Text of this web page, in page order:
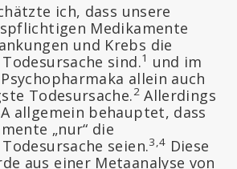
ich, dass unsere
Medikamente
und Krebs die
sind.1 und im
allein auch
Todesursache.2Allerdings
allgemein behauptet, dass
„nur“ die
seien.3,4 Diese
aus einer Metaanalyse von